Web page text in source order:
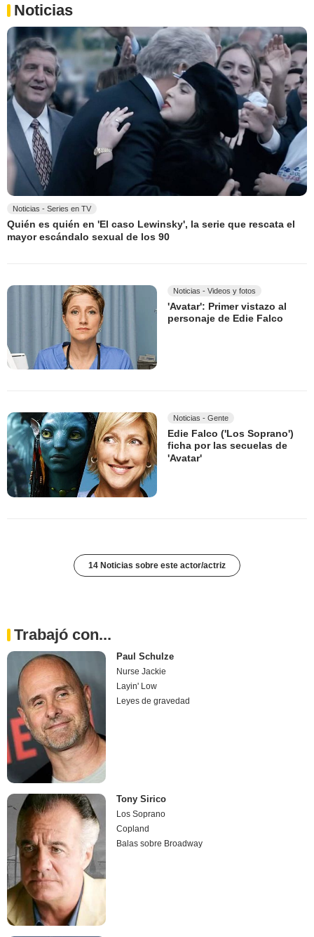
Noticias
Noticias - Series en TV
Quién es quién en 'El caso Lewinsky', la serie que rescata el
mayor escándalo sexual de los 90
Noticias - Videos y fotos
'Avatar': Primer vistazo al
personaje de Edie Falco
Noticias - Gente
Edie Falco ('Los Soprano')
ficha por las secuelas de
'Avatar'
14 Noticias sobre este actor/actriz
Trabajó con...
Paul Schulze
Nurse Jackie
Layin' Low
Leyes de gravedad
Tony Sirico
Los Soprano
Copland
Balas sobre Broadway